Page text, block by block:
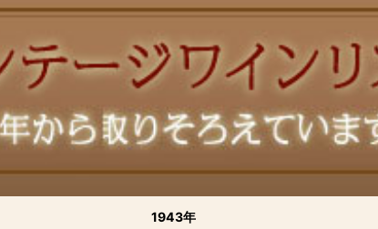
1943年